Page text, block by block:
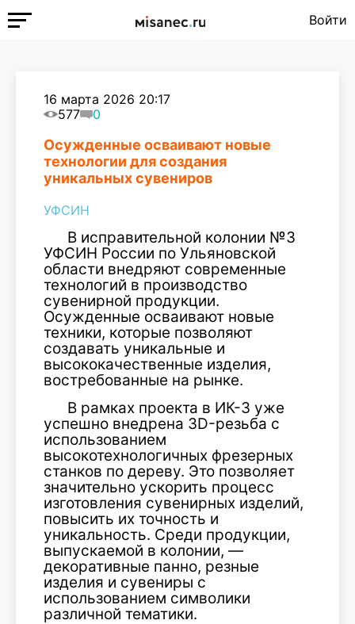
Войти
16 марта 2026 20:17
577
0
Осужденные осваивают новые
технологии для создания
уникальных сувениров
УФСИН
В исправительной колонии №3
УФСИН России по Ульяновской
области внедряют современные
технологий в производство
сувенирной продукции.
Осужденные осваивают новые
техники, которые позволяют
создавать уникальные и
высококачественные изделия,
востребованные на рынке.
В рамках проекта в ИК-3 уже
успешно внедрена 3D-резьба с
использованием
высокотехнологичных фрезерных
станков по дереву. Это позволяет
значительно ускорить процесс
изготовления сувенирных изделий,
повысить их точность и
уникальность. Среди продукции,
выпускаемой в колонии, —
декоративные панно, резные
изделия и сувениры с
использованием символики
различной тематики.